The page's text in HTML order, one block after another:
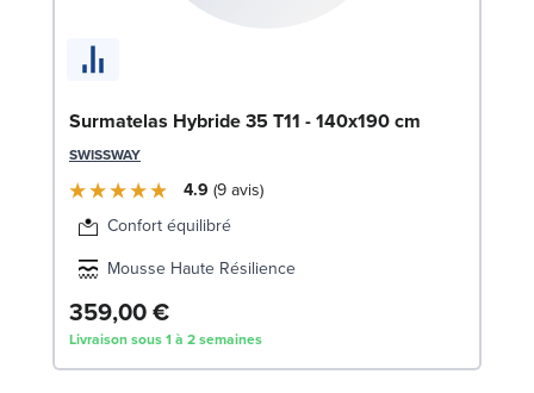
Surmatelas Hybride 35 T11 - 140x190 cm
SWISSWAY
4.9 9avis
Confort équilibré
Mousse Haute Résilience
359,00 €
Livraison sous 1 à 2 semaines